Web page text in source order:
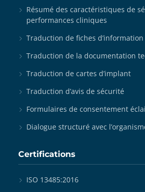
Résumé des caractéristiques de
performances cliniques
Traduction de fiches
Traduction de la documentation
Traduction de cartes d’implant
Traduction d’avis de sécurité
Formulaires de consentement
Dialogue structuré avec
Certifications
ISO 13485:2016